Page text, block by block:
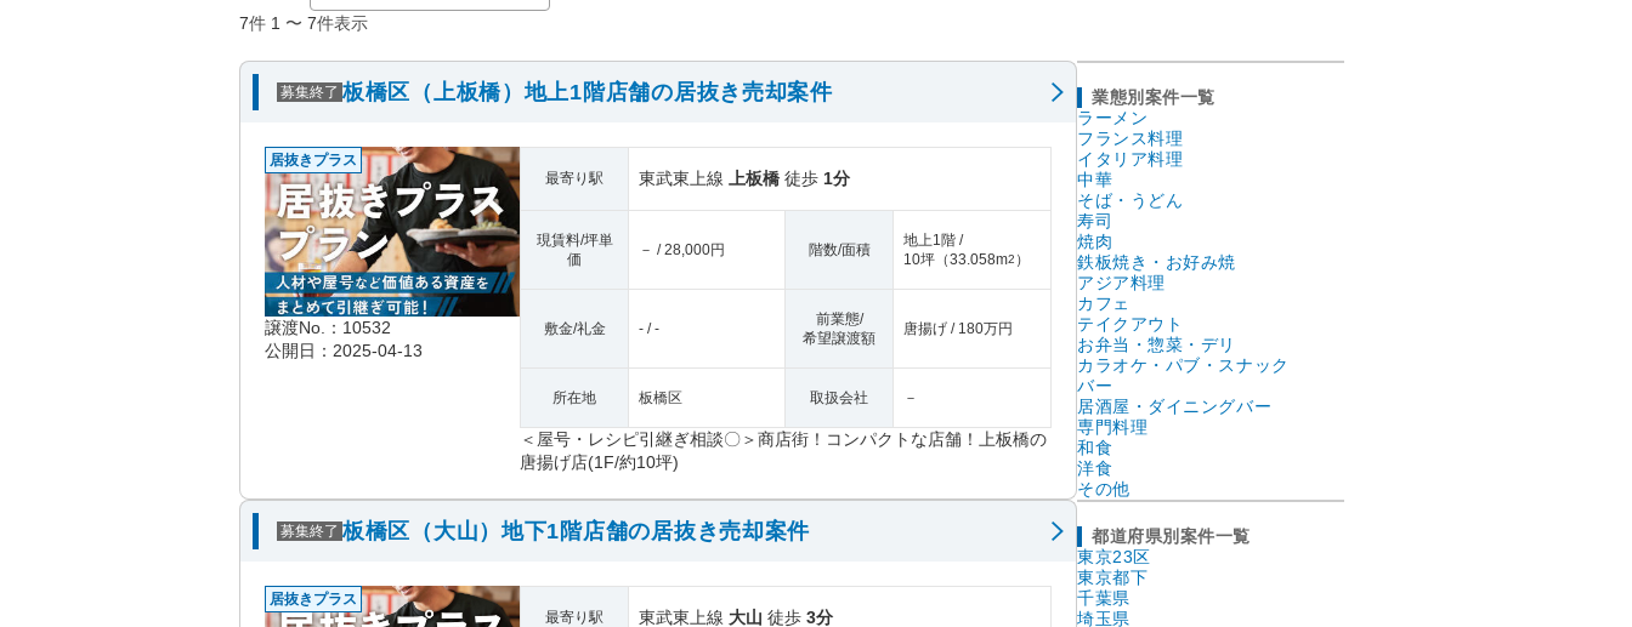
7件 1 〜 7件表示
募集終了 板橋区（上板橋）地上1階店舗の居抜き売却案件
居抜きプラス
譲渡No.：10532
公開日：2025-04-13
最寄り駅 東武東上線 上板橋 徒歩 1分
現賃料/坪単
価
－ / 28,000円 階数/面積
地上1階 /
10坪 （33.058m2 ）
敷金/礼金 - / -
前業態/
希望譲渡額
唐揚げ / 180万円
所在地 板橋区 取扱会社 －
＜屋号・レシピ引継ぎ相談〇＞商店街！コンパクトな店舗！上板橋の
唐揚げ店(1F/約10坪)
募集終了 板橋区（大山）地下1階店舗の居抜き売却案件
居抜きプラス
最寄り駅 東武東上線 大山 徒歩 3分
業態別案件一覧
ラーメン
フランス料理
イタリア料理
中華
そば・うどん
寿司
焼肉
鉄板焼き・お好み焼
アジア料理
カフェ
テイクアウト
お弁当・惣菜・デリ
カラオケ・パブ・スナック
バー
居酒屋・ダイニングバー
専門料理
和食
洋食
その他
都道府県別案件一覧
東京23区
東京都下
千葉県
埼玉県